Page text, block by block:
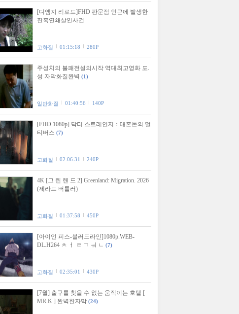
[디엠지 리로드]FHD 판문점 인근에 발생한
잔혹연쇄살인사건
고화질 01:15:18 280P
주성치의 불패전설의시작 역대최고영화 도.
성 자막화질완벽 (1)
일반화질 01:40:56 140P
[FHD 1080p] 닥터 스트레인지：대혼돈의 멀
티버스 (7)
고화질 02:06:31 240P
4K [그 린 랜 드 2] Greenland: Migration. 2026
(제라드 버틀러)
고화질 01:37:58 450P
[아이언 피스-블러드라인]1080p.WEB-
DL.H264 ㅊ ㅓ ㄹ ㄱ ㅝ ㄴ (7)
고화질 02:35:01 430P
[7월] 출구를 찾을 수 없는 움직이는 호텔 [
MR.K ] 완벽한자막 (24)